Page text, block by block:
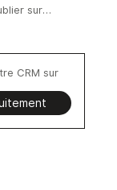
sur
CRM sur